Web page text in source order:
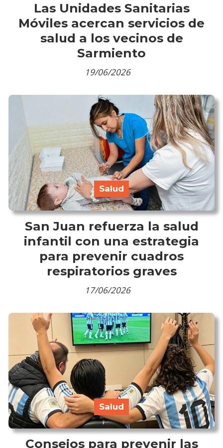
Las Unidades Sanitarias
Móviles acercan servicios de
salud a los vecinos de
Sarmiento
19/06/2026
San Juan refuerza la salud
infantil con una estrategia
para prevenir cuadros
respiratorios graves
Salud
17/06/2026
Consejos para prevenir las
Salud